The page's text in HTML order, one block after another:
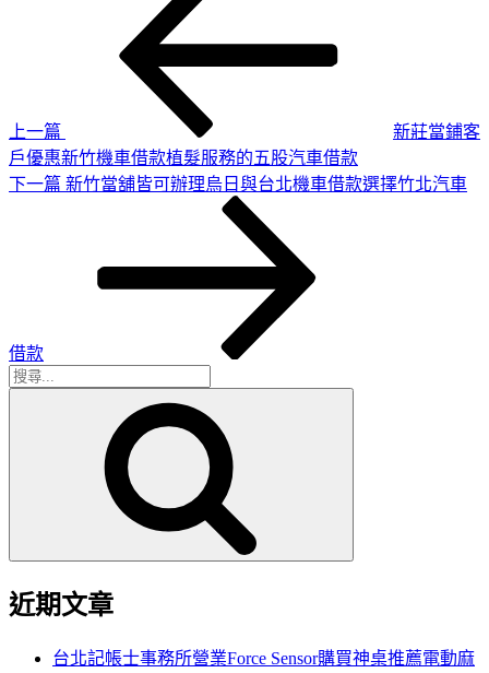
上一篇
新莊當鋪客
戶優惠新竹機車借款植髮服務的五股汽車借款
下
下一篇 新竹當舖皆可辦理烏日與台北機車借款選擇竹北汽車
借款
搜
近期文章
台北記帳士事務所營業Force Sensor購買神桌推薦電動麻